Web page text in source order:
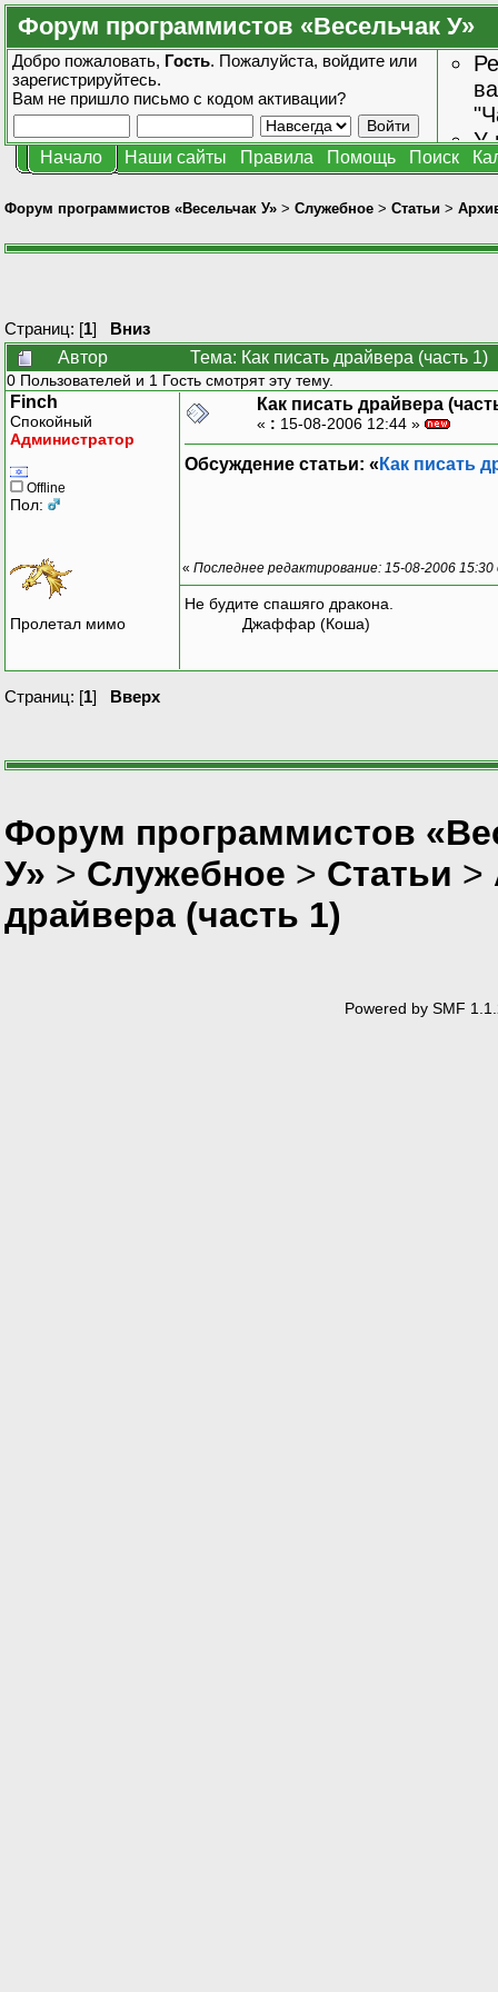
Форум программистов «Весельчак У»
Добро пожаловать, Гость. Пожалуйста, войдите или
зарегистрируйтесь.
Вам не пришло письмо с кодом активации?
У
Начало Наши сайты Правила Помощь Поиск
Форум программистов «Весельчак У» > Служебное > Статьи >
Страниц: [1] Вниз
Автор
Тема: Как писать драйвера (часть
0 Пользователей и 1 Гость смотрят эту тему.
Finch
Спокойный
Администратор
Offline
Пол:
Пролетал мимо
Как писать драйвера
« : 15-08-2006 12:44 »
Обсуждение статьи: « Как писать
« Последнее редактирование: 15-08-2006
Не будите спашяго дракона.
Джаффар (Коша)
Страниц: [1] Вверх
Форум программистов
У» > Служебное > Статьи >
драйвера (часть 1)
Powered by SMF